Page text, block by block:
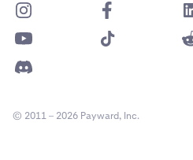
© 2011 – 2026 Payward, Inc.